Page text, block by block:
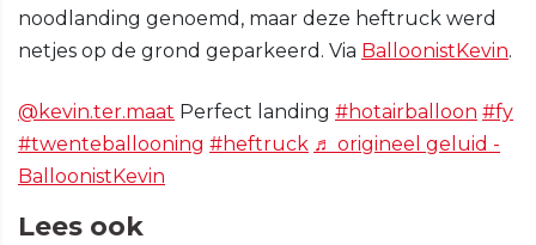
noodlanding genoemd, maar deze heftruck werd
netjes op de grond geparkeerd. Via BalloonistKevin.
@kevin.ter.maat Perfect landing #hotairballoon #fy
#twenteballooning #heftruck ♬ origineel geluid -
BalloonistKevin
Lees ook